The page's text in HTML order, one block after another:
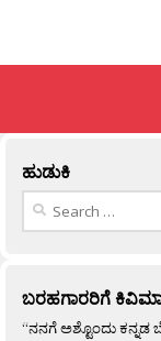
ಹುಡುಕಿ
Search
ಬರಹಗಾರರಿಗೆ
“ನನಗೆ ಅಶ್ಟೊಂದು ಕನ್ನಡ